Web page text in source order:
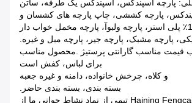
پارچه اسپندکس، اسپندکس یک طرفه، ساتن
پارچه کششی، چاپ پارچه های کشسان و
پارچه های 100٪ پلی استر، پارچه ولبوآ، پارچه مخمل خواب دار
پارچه مشبک، پارچه جیر، پارچه مبل و غیره.
قیمت مناسب گارانتی پرستیژ .محصول مناسب
برای لباس، کفش است
و کلاه، چرخش خانواده، دامنه و غیره جعبه
بسته بندی، بسته بندی حاضر.
Haining Fengcai Textile Co., Ltd تیمی از نماد نشاط جوانی ما از